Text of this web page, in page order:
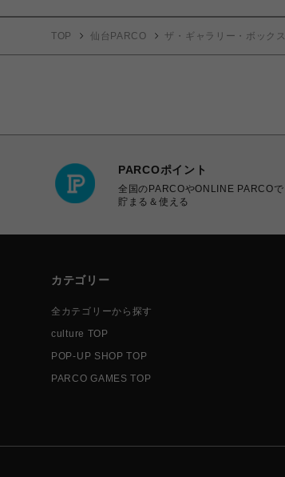
TOP 仙台PARCO ザ・ギャラリー・ボックス
PARCOポイント
全国のPARCOやONLINE PARCOで
貯まる＆使える
カテゴリー
全カテゴリーから探す
culture TOP
POP-UP SHOP TOP
PARCO GAMES TOP